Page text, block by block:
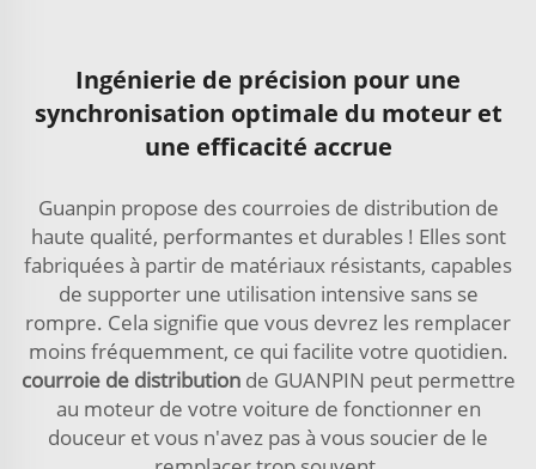
Ingénierie de précision pour une
synchronisation optimale du moteur et
une efficacité accrue
Guanpin propose des courroies de distribution de
haute qualité, performantes et durables ! Elles sont
fabriquées à partir de matériaux résistants, capables
de supporter une utilisation intensive sans se
rompre. Cela signifie que vous devrez les remplacer
moins fréquemment, ce qui facilite votre quotidien.
courroie de distribution de GUANPIN peut permettre
au moteur de votre voiture de fonctionner en
douceur et vous n'avez pas à vous soucier de le